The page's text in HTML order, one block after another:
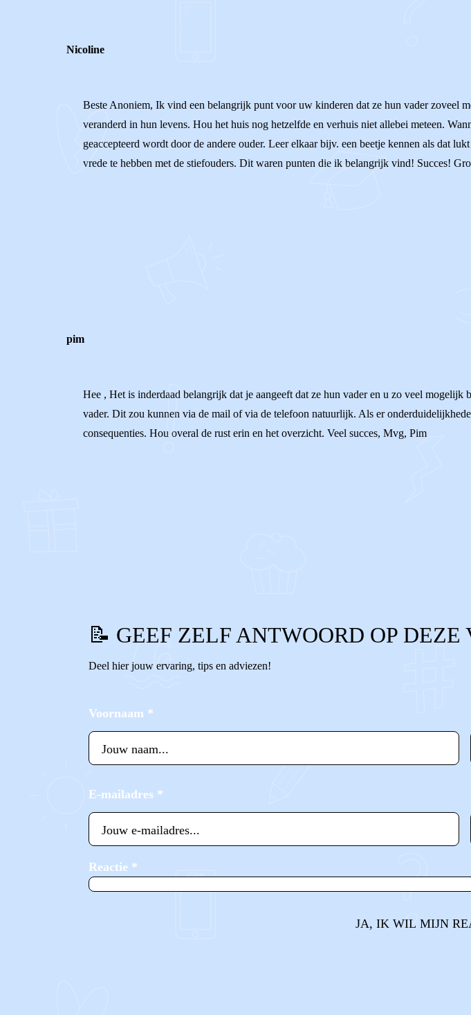
Nicoline
Beste Anoniem, Ik vind een belangrijk punt voor uw kinderen dat ze hun vader zoveel
veranderd in hun levens. Hou het huis nog hetzelfde en verhuis niet allebei meteen.
geaccepteerd wordt door de andere ouder. Leer elkaar bijv. een beetje kennen als dat
vrede te hebben met de stiefouders. Dit waren punten die ik belangrijk vind! Succes!
pim
Hee , Het is inderdaad belangrijk dat je aangeeft dat ze hun vader en u zo veel
vader. Dit zou kunnen via de mail of via de telefoon natuurlijk. Als er
consequenties. Hou overal de rust erin en het overzicht. Veel succes, Mvg, Pim
📝 GEEF ZELF ANTWOORD OP DEZE
Deel hier jouw ervaring, tips en adviezen!
Voornaam *
E-mailadres *
Reactie *
JA, IK WIL MIJN